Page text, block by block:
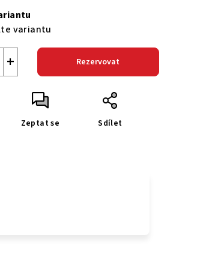
variantu
+ Rezervovat
Zeptat se Sdílet